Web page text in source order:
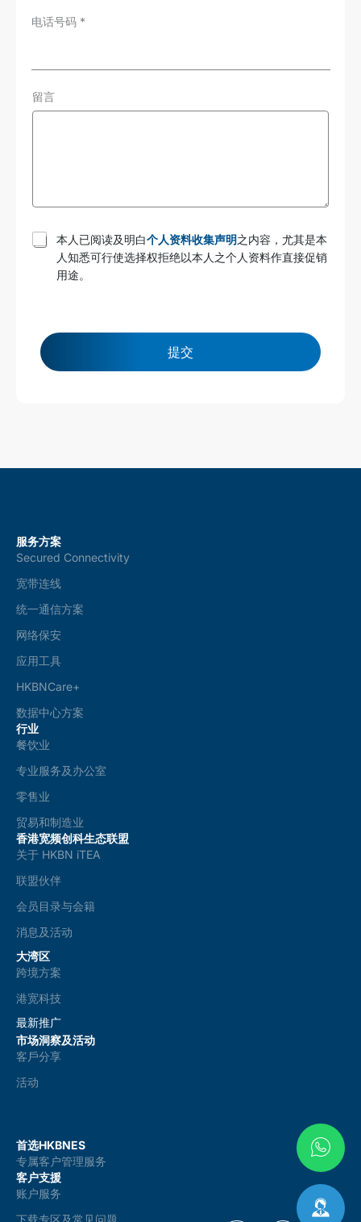
电话号码 *
留言
T
e
n
本人已阅读及明白个人资料收集声明之内容，尤其是本
人知悉可行使选择权拒绝以本人之个人资料作直接促销
用途。
提交
服务方案
Secured Connectivity
宽带连线
统一通信方案
网络保安
应用工具
HKBNCare+
数据中心方案
行业
餐饮业
专业服务及办公室
零售业
贸易和制造业
香港宽频创科生态联盟
关于 HKBN iTEA
联盟伙伴
会员目录与会籍
消息及活动
大湾区
跨境方案
港宽科技
最新推广
市场洞察及活动
客戶分享
活动
首选HKBNES
专属客户管理服务
客户支援
账户服务
下载专区及常见问题